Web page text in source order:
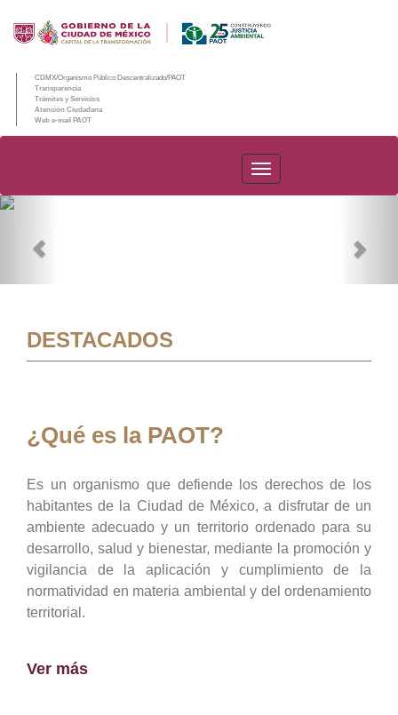
CDMX/Organismo Público Descentralizado/PAOT
Transparencia
Trámites y Servicios
Atención Ciudadana
Web e-mail PAOT
PAOT
DESTACADOS
¿Qué es la PAOT?
Es un organismo que defiende los derechos de los
habitantes de la Ciudad de México, a disfrutar de un
ambiente adecuado y un territorio ordenado para su
desarrollo, salud y bienestar, mediante la promoción y
vigilancia de la aplicación y cumplimiento de la
normatividad en materia ambiental y del ordenamiento
territorial.
Ver más